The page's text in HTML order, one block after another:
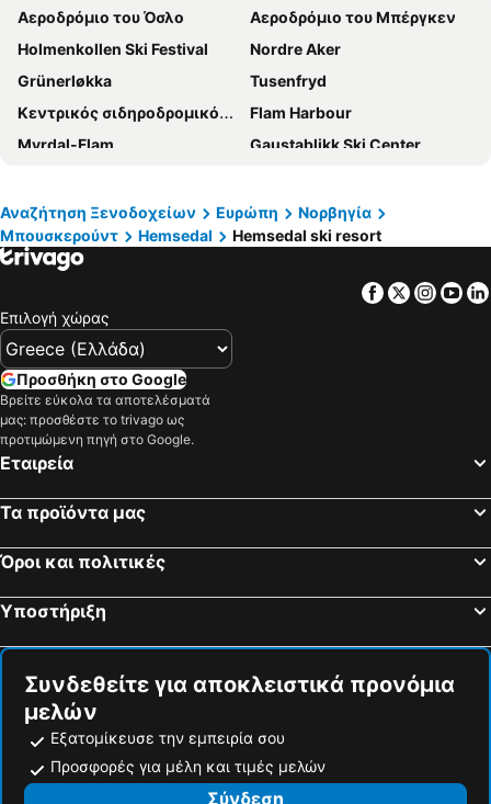
Αεροδρόμιο του Όσλο
Αεροδρόμιο του Μπέργκεν
Holmenkollen Ski Festival
Nordre Aker
Grünerløkka
Tusenfryd
Κεντρικός σιδηροδρομικός σταθμός του Όσλο
Flam Harbour
Myrdal-Flam
Gaustablikk Ski Center
Karl-Johansgate
Jessheim Storsenter
Bergen Storsenter
Hemsedal ski resort
Golsfjellet
Tyin-Filefjell Ski Center
Skarverennet
Langedrag Naturpark
Borgund
Το τρένο του Φλάαμ
Vøringsfossen
Norefjell Ski Resort
Inner Hardangerfjord
Sognefjordvegen
Myrkdalen ski resort
Vaktskifte ved det kongelige slott
Triaden Lørenskog Storsenter
Oslo University Hospital
Europe from war to peace
Norsk Sjøfartsmuseum
Ο Δρόμος των Τρολς
Αναζήτηση Ξενοδοχείων Ευρώπη
Νορβηγία
Μπουσκερούντ
Hemsedal Hemsedal ski resort
Facebook
Twitter
Επιλογή χώρας
Προσθήκη στο Google
Βρείτε εύκολα τα αποτελέσματά
μας: προσθέστε το trivago ως
προτιμώμενη πηγή στο Google.
Εταιρεία
Τα προϊόντα μας
Όροι και πολιτικές
Υποστήριξη
Συνδεθείτε για αποκλειστικά προνόμια
μελών
Εξατομίκευσε την εμπειρία σου
Προσφορές για μέλη και τιμές μελών
Σύνδεση